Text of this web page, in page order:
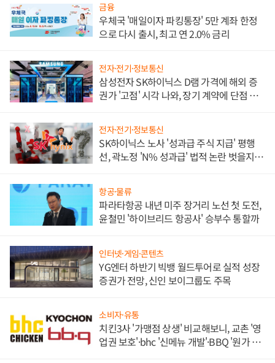
금융
우체국 '매일이자 파킹통장' 5만 계좌 한정
으로 다시 출시, 최고 연 2.0% 금리
전자·전기·정보통신
삼성전자 SK하이닉스 D램 가격에 해외 증
권가 '고점' 시각 나와, 장기 계약에 단점 부
전자·전기·정보통신
SK하이닉스 노사 '성과급 주식 지급' 평행
선, 곽노정 'N% 성과급' 법적 논란 벗을지 주
항공·물류
파라타항공 내년 미주 장거리 노선 첫 도전,
윤철민 '하이브리드 항공사' 승부수 통할까
인터넷·게임·콘텐츠
YG엔터 하반기 빅뱅 월드투어로 실적 성장
증권가 전망, 신인 보이그룹도 주목
소비자·유통
치킨3사 '가맹점 상생' 비교해보니, 교촌 '영
업권 보호'·bhc '신메뉴 개발'·BBQ '원가 부